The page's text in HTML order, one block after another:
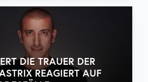
DIE TRAUER DER
REAGIERT AUF